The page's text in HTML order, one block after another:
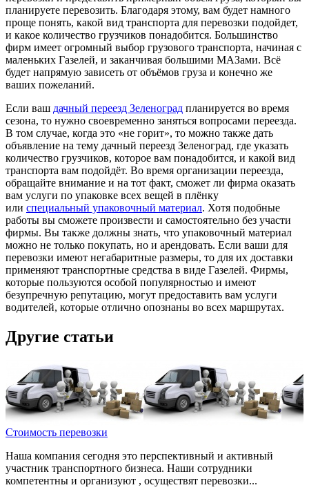
планируете перевозить. Благодаря этому, вам будет намного
проще понять, какой вид транспорта для перевозки подойдет,
и какое количество грузчиков понадобится. Большинство
фирм имеет огромный выбор грузового транспорта, начиная с
маленьких Газелей, и заканчивая большими МАЗами. Всё
будет напрямую зависеть от объёмов груза и конечно же
ваших пожеланий.
Если ваш дачный переезд Зеленоград планируется во время
сезона, то нужно своевременно заняться вопросами переезда.
В том случае, когда это «не горит», то можно также дать
объявление на тему дачный переезд Зеленоград, где указать
количество грузчиков, которое вам понадобится, и какой вид
транспорта вам подойдёт. Во время организации переезда,
обращайте внимание и на тот факт, сможет ли фирма оказать
вам услуги по упаковке всех вещей в плёнку
или специальный упаковочный материал. Хотя подобные
работы вы сможете произвести и самостоятельно без участи
фирмы. Вы также должны знать, что упаковочный материал
можно не только покупать, но и арендовать. Если ваши для
перевозки имеют негабаритные размеры, то для их доставки
применяют транспортные средства в виде Газелей. Фирмы,
которые пользуются особой популярностью и имеют
безупречную репутацию, могут предоставить вам услуги
водителей, которые отлично опознаны во всех маршрутах.
Другие статьи
Стоимость перевозки
Наша компания сегодня это перспективный и активный
участник транспортного бизнеса. Наши сотрудники
компетентны и организуют , осуществят перевозки...